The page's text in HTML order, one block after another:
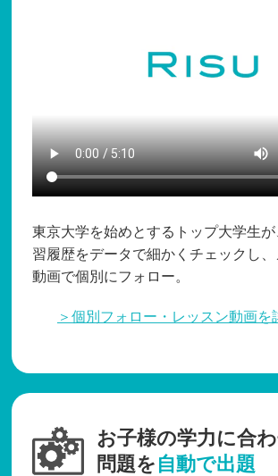
東京大学を始めとするトップ大学生
習履歴をデータで細かくチェックし
動画で個別にフォロー。
＞個別フォロー・レッスン動画を
お子様の学力に合
問題を 自動で出題